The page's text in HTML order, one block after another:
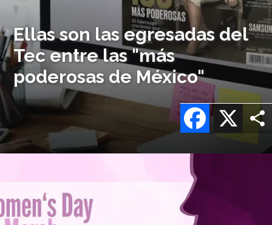
Ellas son las egresadas del
Tec entre las "más
poderosas de México"
X
Facebook